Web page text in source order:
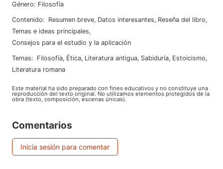
Género: Filosofía
Contenido: Resumen breve, Datos interesantes, Reseña del libro,
Temas e ideas principales,
Consejos para el estudio y la aplicación
Temas: filosofía, ética, literatura antigua, sabiduría, estoicismo,
literatura romana
Este material ha sido preparado con fines educativos y no constituye una
reproducción del texto original. No utilizamos elementos protegidos de la
obra (texto, composición, escenas únicas).
Comentarios
Inicia sesión para comentar